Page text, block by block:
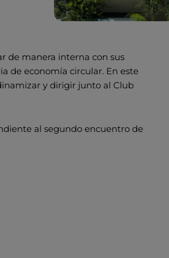
de manera interna con sus
de economía circular. En este
y dirigir junto al Club
al segundo encuentro de